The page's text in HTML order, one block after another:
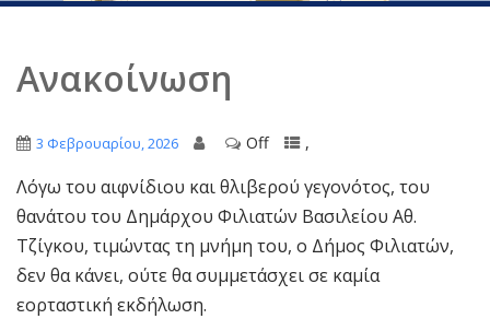
Ανακοίνωση
3 Φεβρουαρίου, 2026 Off ,
Λόγω του αιφνίδιου και θλιβερού γεγονότος, του
θανάτου του Δημάρχου Φιλιατών Βασιλείου Αθ.
Τζίγκου, τιμώντας τη μνήμη του, ο Δήμος Φιλιατών,
δεν θα κάνει, ούτε θα συμμετάσχει σε καμία
εορταστική εκδήλωση.